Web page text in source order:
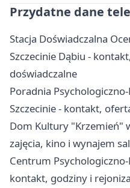
Przydatne dane
Stacja Doświadczalna
Szczecinie Dąbiu -
doświadczalne
Poradnia
Szczecinie - kontakt,
Dom Kultury "Krzemień"
zajęcia, kino i wynajem
Centrum
kontakt, godziny i